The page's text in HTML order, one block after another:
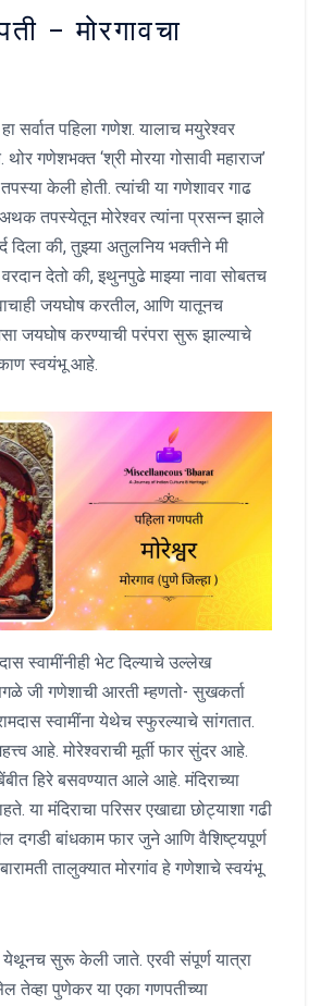
– मोरगावचा
सर्वात पहिला गणेश. यालाच मयुरेश्वर
गणेशभक्त ‘श्री मोरया गोसावी महाराज’
केली होती. त्यांची या गणेशावर गाढ
अथक तपस्येतून मोरेश्वर त्यांना प्रसन्न झाले
दिला की, तुझ्या अतुलनिय भक्तीने मी
देतो की, इथुनपुढे माझ्या नावा सोबतच
जयघोष करतील, आणि यातूनच
जयघोष करण्याची परंपरा सुरू झाल्याचे
स्वयंभू आहे.
स्वामींनीही भेट दिल्याचे उल्लेख
जी गणेशाची आरती म्हणतो- सुखकर्ता
स्वामींना येथेच स्फुरल्याचे सांगतात.
आहे. मोरेश्वराची मूर्ती फार सुंदर आहे.
बेंबीत हिरे बसवण्यात आले आहे. मंदिराच्या
या मंदिराचा परिसर एखाद्या छोट्याशा गढी
दगडी बांधकाम फार जुने आणि वैशिष्ट्यपूर्ण
तालुक्यात मोरगांव हे गणेशाचे स्वयंभू
येथूनच सुरू केली जाते. एरवी संपूर्ण यात्रा
तेव्हा पुणेकर या एका गणपतीच्या